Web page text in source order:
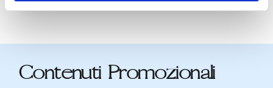
Contenuti Promozionali